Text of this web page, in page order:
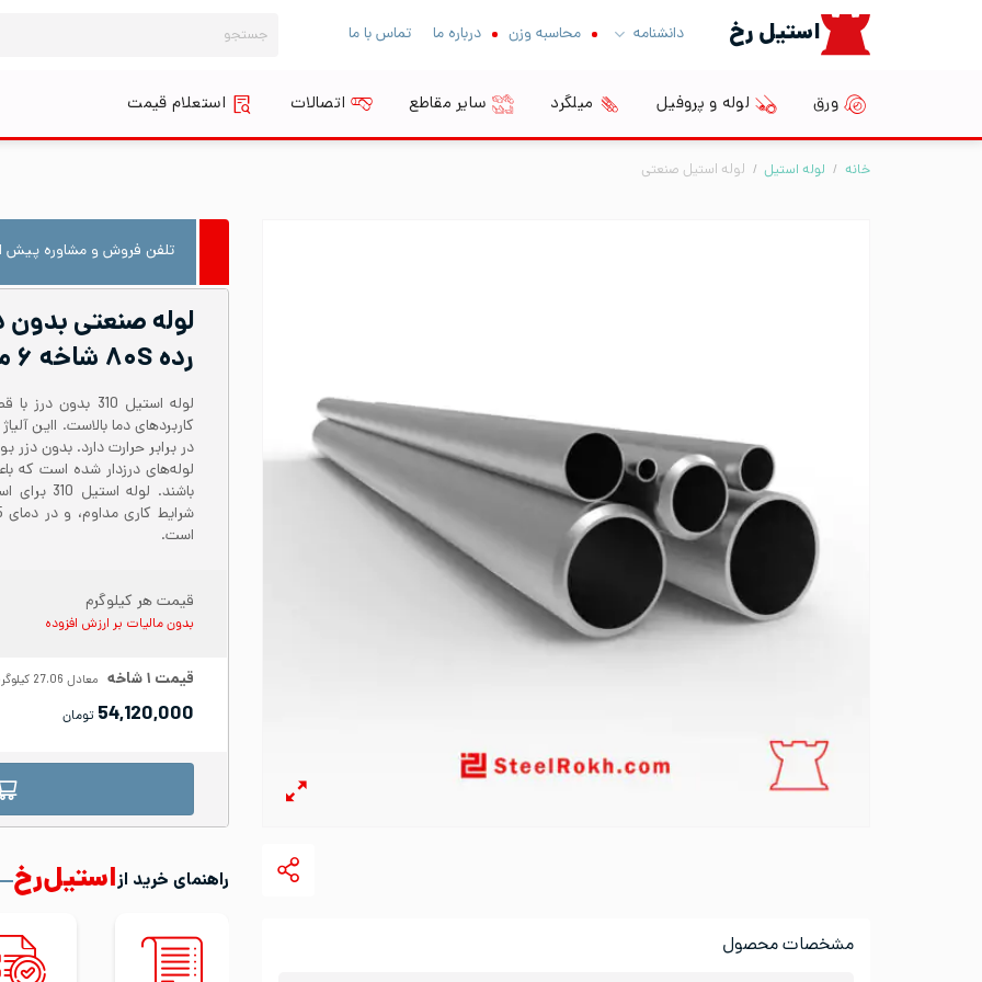
استیل رخ دانشنامه محاسبه وزن درباره ما تماس با ما
برای:
ورق لوله و پروفیل میلگرد سایر مقاطع اتصالات استعلام قیمت
خانه / لوله استیل / لوله استیل صنعتی
مشخصات محصول
تلفن فروش و مشاوره پیش
رده ۸۰S شاخه ۶ متری
در برابر حرارت دارد. بدون
لوله‌های درزدار شده است که
است.
قیمت هر کیلوگرم
بدون مالیات بر ارزش افزوده
قیمت ۱شاخه معادل 27.06
54,120,000 تومان
راهنمای خرید ازاستیل‌رخ